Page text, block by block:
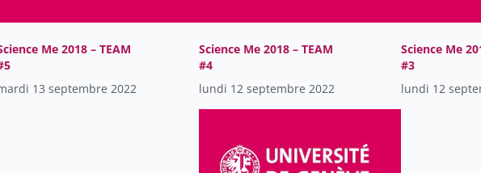
Me 2018 – TEAM
13 septembre 2022
Science Me 2018 – TEAM
#4
lundi 12 septembre 2022
Science Me
#3
lundi 12